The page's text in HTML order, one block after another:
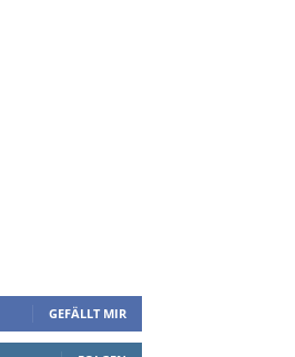
GEFÄLLT MIR